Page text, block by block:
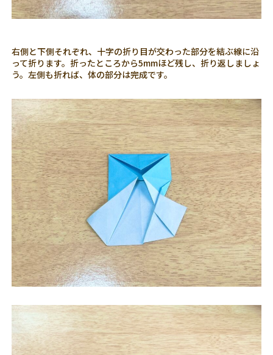
右側と下側それぞれ、十字の折り目が交わった部分を結ぶ線に沿
って折ります。折ったところから5mmほど残し、折り返しましょ
う。左側も折れば、体の部分は完成です。